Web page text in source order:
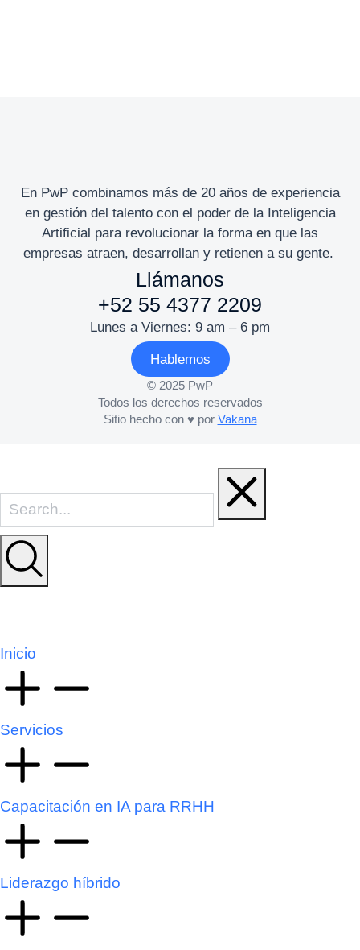
En PwP combinamos más de 20 años de experiencia
en gestión del talento con el poder de la Inteligencia
Artificial para revolucionar la forma en que las
empresas atraen, desarrollan y retienen a su gente.
Llámanos
+52 55 4377 2209
Lunes a Viernes: 9 am – 6 pm
Hablemos
© 2025 PwP
Todos los derechos reservados
Sitio hecho con ♥ por Vakana
Inicio
Servicios
Capacitación en IA para RRHH
Liderazgo híbrido